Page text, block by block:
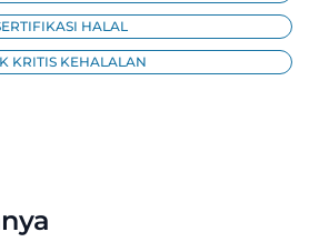
HALAL
KRITIS KEHALALAN